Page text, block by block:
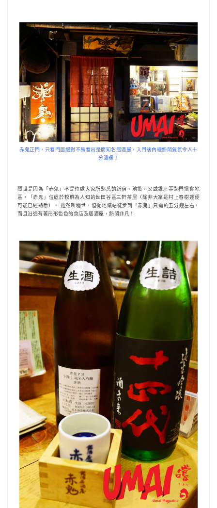
赤鬼正門，只看門面絕對不易看出是間知名居酒屋，入門後內裡熱鬧氣氛令人十
分溫暖！
隱世是因為「赤鬼」不是位處大家所熟悉的新宿、池袋，又或銀座等熱門搵食地
區，「赤鬼」位處於較鮮為人知的世田谷區三軒茶屋（除非大家是村上春樹迷便
可能已經熟悉）。 雖然叫穩世，但從地鐵站徒步到「赤鬼」只需約五分鐘左右，
而且沿途有著形形色色的食店及居酒屋，熱鬧非凡！